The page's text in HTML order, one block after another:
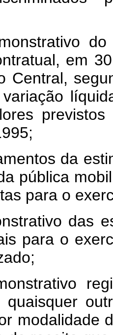
em
Central,
da
pública
para o
das
para o
modalidade